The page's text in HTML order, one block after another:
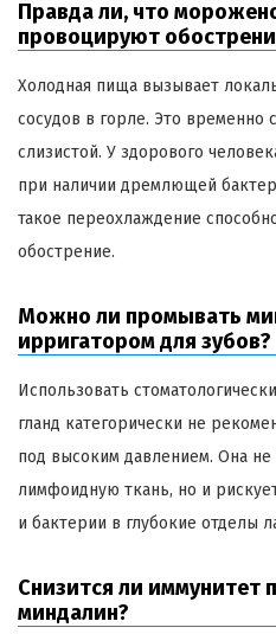
Правда ли, что
провоцируют
Холодная пища вызывает
сосудов в горле. Это временно
слизистой. У здорового
при наличии дремлющей
такое переохлаждение
обострение.
Можно ли промывать
ирригатором для зубов?
Использовать
гланд категорически не
под высоким давлением. Она
лимфоидную ткань, но и
и бактерии в глубокие отделы
Снизится ли иммунитет
миндалин?